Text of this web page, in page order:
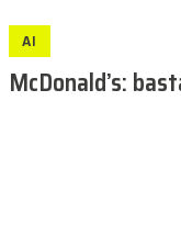
AI
McDonald’s: